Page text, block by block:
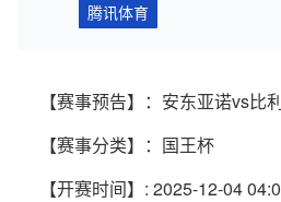
腾讯体育
【赛事预告】：安东亚诺vs比
【赛事分类】：国王杯
【开赛时间】: 2025-12-04